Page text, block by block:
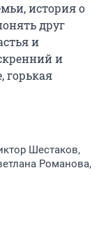
история о
друг
и
и
горькая
Шестаков,
Романова,